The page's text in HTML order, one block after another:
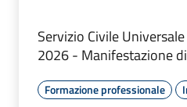
Servizio Civile
2026 - Manifestazione
Formazione professionale